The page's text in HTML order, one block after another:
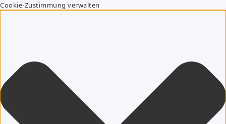
Cookie-Zustimmung verwalten